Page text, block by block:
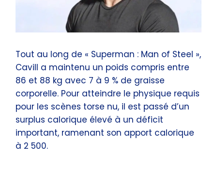
Tout au long de « Superman : Man of Steel »,
Cavill a maintenu un poids compris entre
86 et 88 kg avec 7 à 9 % de graisse
corporelle. Pour atteindre le physique requis
pour les scènes torse nu, il est passé d’un
surplus calorique élevé à un déficit
important, ramenant son apport calorique
à 2 500.